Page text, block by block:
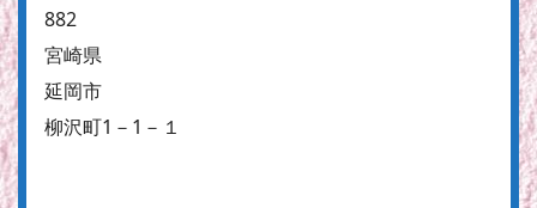
882
宮崎県
延岡市
柳沢町1－1－１